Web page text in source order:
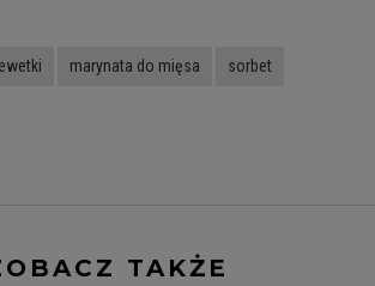
marynata do mięsa sorbet
TAKŻE